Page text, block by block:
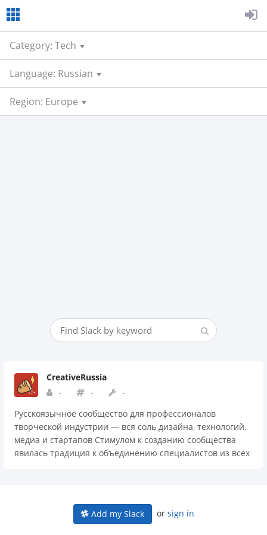
Category: Tech
Language: Russian
Region: Europe
CreativeRussia
-
-
-
Русскоязычное сообщество для профессионалов
творческой индустрии — вся соль дизайна, технологий,
медиа и стартапов Стимулом к созданию сообщества
явилась традиция к объединению специалистов из всех
политическими рамками.
Add my Slack or sign in